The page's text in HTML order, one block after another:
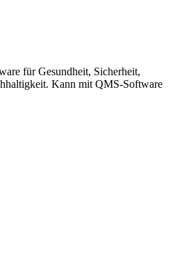
für Gesundheit, Sicherheit,
Kann mit QMS-Software